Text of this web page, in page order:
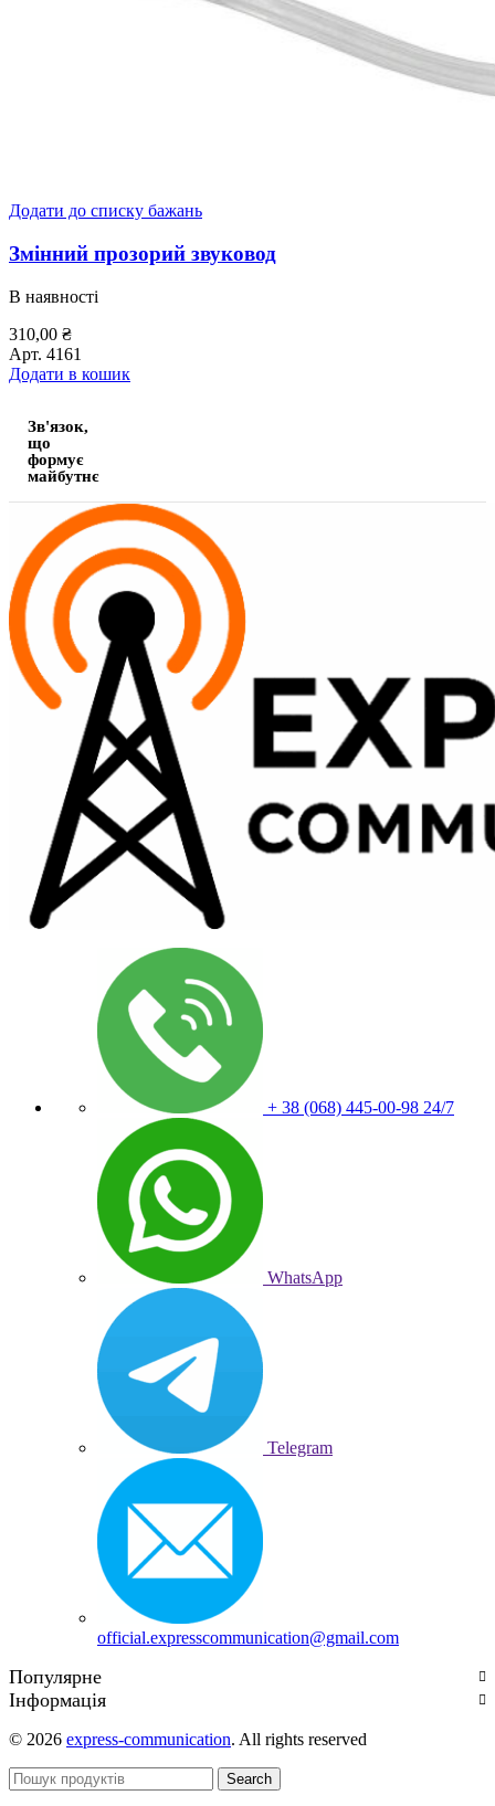
Додати до списку бажань
Змінний прозорий звуковод
В наявності
310,00 ₴
Арт. 4161
Додати в кошик
Зв'язок,
що
формує
майбутнє
+ 38 (068) 445-00-98 24/7
WhatsApp
Telegram
official.expresscommunication@gmail.com
Популярне
Інформація
© 2026 express-communication. All rights reserved
Search